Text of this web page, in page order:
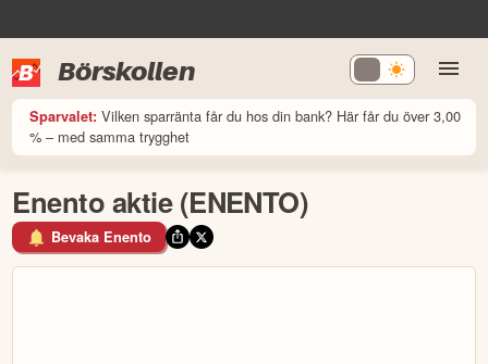
Börskollen
Sparvalet: Vilken sparränta får du hos din bank? Här får du över 3,00
% – med samma trygghet
Enento aktie (ENENTO)
Bevaka Enento